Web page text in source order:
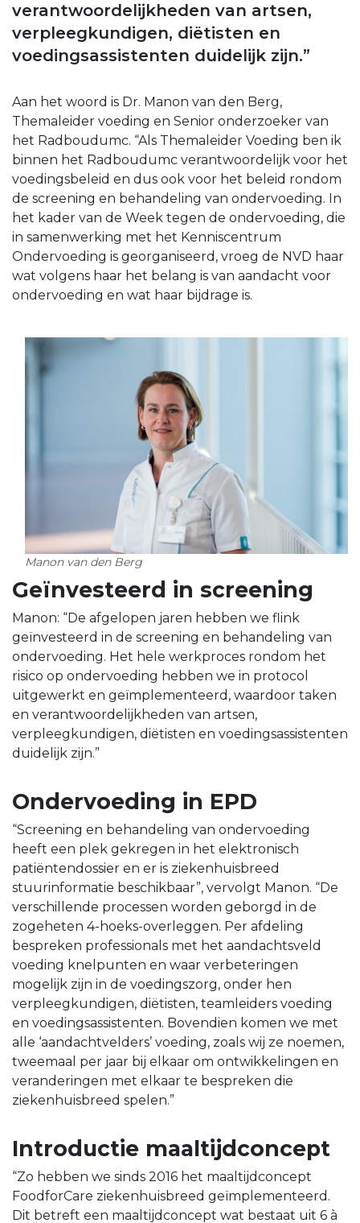
verantwoordelijkheden van artsen,
verpleegkundigen, diëtisten en
voedingsassistenten duidelijk zijn.”
Aan het woord is Dr. Manon van den Berg,
Themaleider voeding en Senior onderzoeker van
het Radboudumc. “Als Themaleider Voeding ben ik
binnen het Radboudumc verantwoordelijk voor het
voedingsbeleid en dus ook voor het beleid rondom
de screening en behandeling van ondervoeding. In
het kader van de Week tegen de ondervoeding, die
in samenwerking met het Kenniscentrum
Ondervoeding is georganiseerd, vroeg de NVD haar
wat volgens haar het belang is van aandacht voor
ondervoeding en wat haar bijdrage is.
Manon van den Berg
Geïnvesteerd in screening
Manon: “De afgelopen jaren hebben we flink
geïnvesteerd in de screening en behandeling van
ondervoeding. Het hele werkproces rondom het
risico op ondervoeding hebben we in protocol
uitgewerkt en geïmplementeerd, waardoor taken
en verantwoordelijkheden van artsen,
verpleegkundigen, diëtisten en voedingsassistenten
duidelijk zijn.”
Ondervoeding in EPD
“Screening en behandeling van ondervoeding
heeft een plek gekregen in het elektronisch
patiëntendossier en er is ziekenhuisbreed
stuurinformatie beschikbaar”, vervolgt Manon. “De
verschillende processen worden geborgd in de
zogeheten 4-hoeks-overleggen. Per afdeling
bespreken professionals met het aandachtsveld
voeding knelpunten en waar verbeteringen
mogelijk zijn in de voedingszorg, onder hen
verpleegkundigen, diëtisten, teamleiders voeding
en voedingsassistenten. Bovendien komen we met
alle ‘aandachtvelders’ voeding, zoals wij ze noemen,
tweemaal per jaar bij elkaar om ontwikkelingen en
veranderingen met elkaar te bespreken die
ziekenhuisbreed spelen.”
Introductie maaltijdconcept
“Zo hebben we sinds 2016 het maaltijdconcept
FoodforCare ziekenhuisbreed geïmplementeerd.
Dit betreft een maaltijdconcept wat bestaat uit 6 à